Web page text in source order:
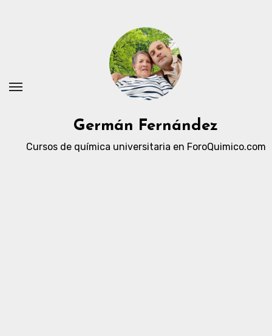
Germán Fernández
Cursos de química universitaria en ForoQuimico.com